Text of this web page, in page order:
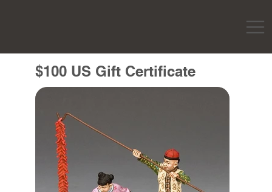
$100 US Gift Certificate